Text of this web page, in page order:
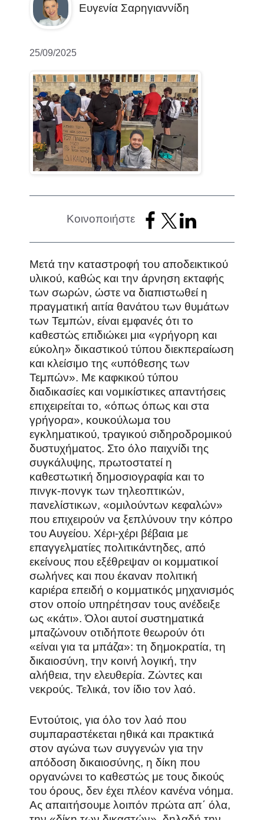
Ευγενία Σαρηγιαννίδη
25/09/2025
Κοινοποιήστε
Μετά την καταστροφή του αποδεικτικού
υλικού, καθώς και την άρνηση εκταφής
των σωρών, ώστε να διαπιστωθεί η
πραγματική αιτία θανάτου των θυμάτων
των Τεμπών, είναι εμφανές ότι το
καθεστώς επιδιώκει μια «γρήγορη και
εύκολη» δικαστικού τύπου διεκπεραίωση
και κλείσιμο της «υπόθεσης των
Τεμπών». Με καφκικού τύπου
διαδικασίες και νομικίστικες απαντήσεις
επιχειρείται το, «όπως όπως και στα
γρήγορα», κουκούλωμα του
εγκληματικού, τραγικού σιδηροδρομικού
δυστυχήματος. Στο όλο παιχνίδι της
συγκάλυψης, πρωτοστατεί η
καθεστωτική δημοσιογραφία και το
πινγκ-πονγκ των τηλεοπτικών,
πανελίστικων, «ομιλούντων κεφαλών»
που επιχειρούν να ξεπλύνουν την κόπρο
του Αυγείου. Χέρι-χέρι βέβαια με
επαγγελματίες πολιτικάντηδες, από
εκείνους που εξέθρεψαν οι κομματικοί
σωλήνες και που έκαναν πολιτική
καριέρα επειδή ο κομματικός μηχανισμός
στον οποίο υπηρέτησαν τους ανέδειξε
ως «κάτι». Όλοι αυτοί συστηματικά
μπαζώνουν οτιδήποτε θεωρούν ότι
«είναι για τα μπάζα»: τη δημοκρατία, τη
δικαιοσύνη, την κοινή λογική, την
αλήθεια, την ελευθερία. Ζώντες και
νεκρούς. Τελικά, τον ίδιο τον λαό.
Εντούτοις, για όλο τον λαό που
συμπαραστέκεται ηθικά και πρακτικά
στον αγώνα των συγγενών για την
απόδοση δικαιοσύνης, η δίκη που
οργανώνει το καθεστώς με τους δικούς
του όρους, δεν έχει πλέον κανένα νόημα.
Ας απαιτήσουμε λοιπόν πρώτα απ΄ όλα,